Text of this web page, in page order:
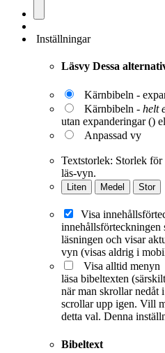
Inställningar
Läsvy Dessa
Kärnbibeln -
Kärnbibeln - helt
utan expanderingar ()
Anpassad vy
Textstorlek: Storlek
läs-vyn.
Liten Medel Stor
Visa
innehållsförteckningen
läsningen och visar
vyn (visas aldrig i
Visa alltid menyn
läsa bibeltexten
när man skrollar nedåt
scrollar upp igen. Vill
detta val. Denna
Bibeltext